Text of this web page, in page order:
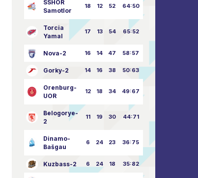
SSHOR
Samotlor
18 12 52 64:50
Torcia
Yamal
17 13 54 65:52
Nova-2 16 14 47 58:57
Gorky-2 14 16 38 50:63
Orenburg-
UOR
12 18 34 49:67
Belogorye-
2
11 19 30 44:71
Dinamo-
Bašgau
6 24 23 36:75
Kuzbass-2 6 24 18 35:82